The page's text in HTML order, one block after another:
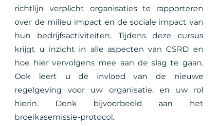
richtlijn verplicht organisaties te rapporteren
over de milieu impact en de sociale impact van
hun bedrijfsactiviteiten. Tijdens deze cursus
krijgt u inzicht in alle aspecten van CSRD en
hoe hier vervolgens mee aan de slag te gaan.
Ook leert u de invloed van de nieuwe
regelgeving voor uw organisatie, en uw rol
hierin. Denk bijvoorbeeld aan het
broeikasemissie-protocol.